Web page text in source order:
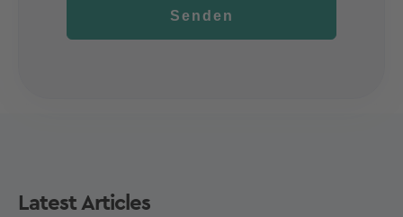
Senden
Latest Articles